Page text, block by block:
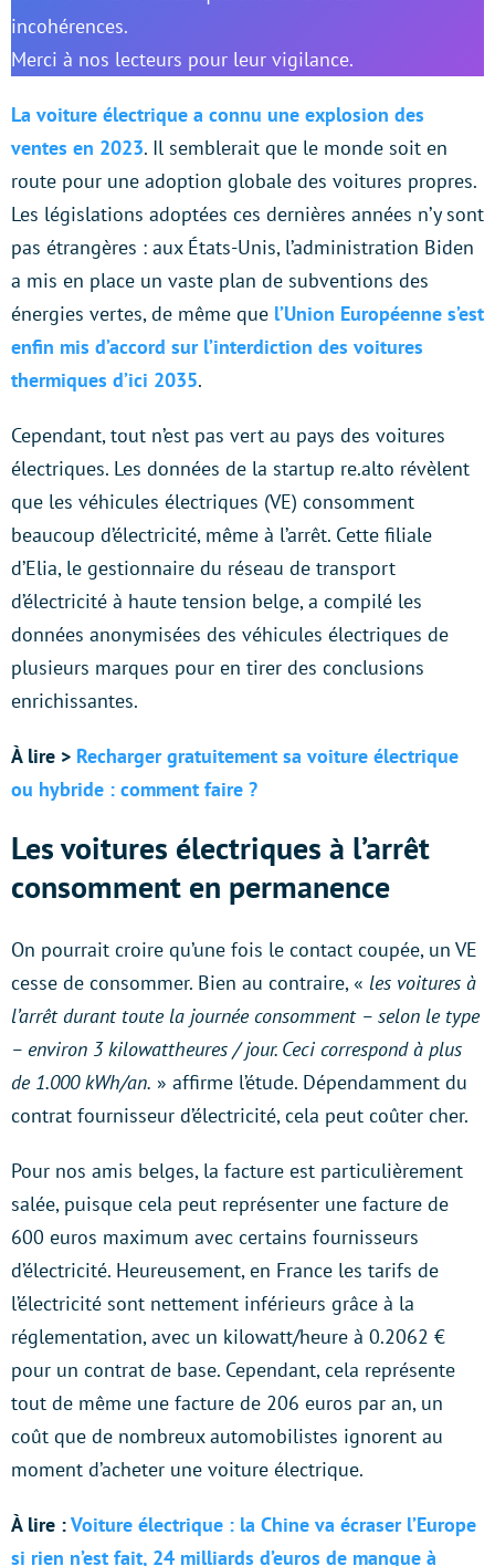
incohérences.
Merci à nos lecteurs pour leur vigilance.
La voiture électrique a connu une explosion des
ventes en 2023. Il semblerait que le monde soit en
route pour une adoption globale des voitures propres.
Les législations adoptées ces dernières années n’y sont
pas étrangères : aux États-Unis, l’administration Biden
a mis en place un vaste plan de subventions des
énergies vertes, de même que l’Union Européenne s’est
enfin mis d’accord sur l’interdiction des voitures
thermiques d’ici 2035.
Cependant, tout n’est pas vert au pays des voitures
électriques. Les données de la startup re.alto révèlent
que les véhicules électriques (VE) consomment
beaucoup d’électricité, même à l’arrêt. Cette filiale
d’Elia, le gestionnaire du réseau de transport
d’électricité à haute tension belge, a compilé les
données anonymisées des véhicules électriques de
plusieurs marques pour en tirer des conclusions
enrichissantes.
À lire > Recharger gratuitement sa voiture électrique
ou hybride : comment faire ?
Les voitures électriques à l’arrêt
consomment en permanence
On pourrait croire qu’une fois le contact coupée, un VE
cesse de consommer. Bien au contraire, « les voitures à
l’arrêt durant toute la journée consomment – ​​selon le type
– environ 3 kilowattheures / jour. Ceci correspond à plus
de 1.000 kWh/an. » affirme l’étude. Dépendamment du
contrat fournisseur d’électricité, cela peut coûter cher.
Pour nos amis belges, la facture est particulièrement
salée, puisque cela peut représenter une facture de
600 euros maximum avec certains fournisseurs
d’électricité. Heureusement, en France les tarifs de
l’électricité sont nettement inférieurs grâce à la
réglementation, avec un kilowatt/heure à 0.2062 €
pour un contrat de base. Cependant, cela représente
tout de même une facture de 206 euros par an, un
coût que de nombreux automobilistes ignorent au
moment d’acheter une voiture électrique.
À lire :Voiture électrique : la Chine va écraser l’Europe
si rien n’est fait, 24 milliards d’euros de manque à